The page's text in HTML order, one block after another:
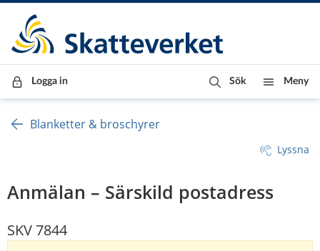
Till innehåll
Till navigationen
Till chattrobot
Logga in Sök Meny
Blanketter & broschyrer
Lyssna
Anmälan – Särskild postadress
SKV 7844